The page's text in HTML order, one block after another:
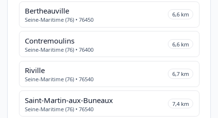
Bertheauville
Seine-Maritime (76) • 76450
6,6 km
Contremoulins
Seine-Maritime (76) • 76400
6,6 km
Riville
Seine-Maritime (76) • 76540
6,7 km
Saint-Martin-aux-Buneaux
Seine-Maritime (76) • 76540
7,4 km